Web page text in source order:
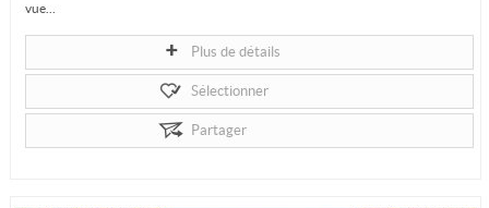
vue...
Plus de détails
Sélectionner
Partager